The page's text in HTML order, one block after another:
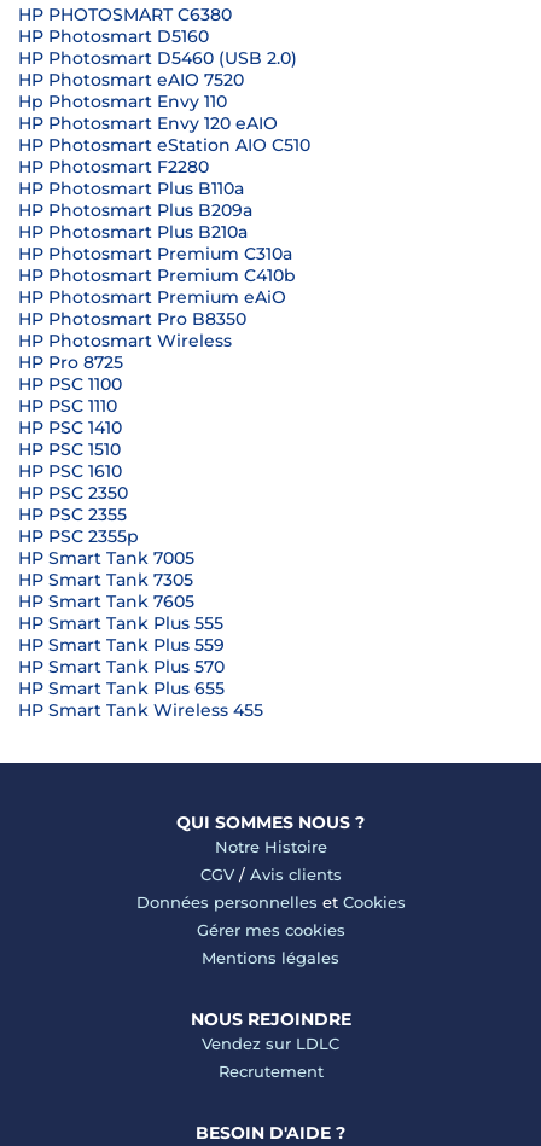
HP PHOTOSMART C6380
HP Photosmart D5160
HP Photosmart D5460 (USB 2.0)
HP Photosmart eAIO 7520
Hp Photosmart Envy 110
HP Photosmart Envy 120 eAIO
HP Photosmart eStation AIO C510
HP Photosmart F2280
HP Photosmart Plus B110a
HP Photosmart Plus B209a
HP Photosmart Plus B210a
HP Photosmart Premium C310a
HP Photosmart Premium C410b
HP Photosmart Premium eAiO
HP Photosmart Pro B8350
HP Photosmart Wireless
HP Pro 8725
HP PSC 1100
HP PSC 1110
HP PSC 1410
HP PSC 1510
HP PSC 1610
HP PSC 2350
HP PSC 2355
HP PSC 2355p
HP Smart Tank 7005
HP Smart Tank 7305
HP Smart Tank 7605
HP Smart Tank Plus 555
HP Smart Tank Plus 559
HP Smart Tank Plus 570
HP Smart Tank Plus 655
HP Smart Tank Wireless 455
QUI SOMMES NOUS ?
Notre Histoire
CGV/ Avis clients
Données personnelles et Cookies
Gérer mes cookies
Mentions légales
NOUS REJOINDRE
Vendez sur LDLC
Recrutement
BESOIN D'AIDE ?